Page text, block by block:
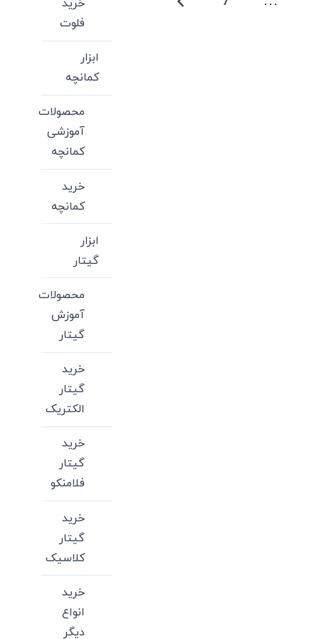
خرید
فلوت
ابزار
کمانچه
محصولات
آموزشی
کمانچه
خرید
کمانچه
ابزار
گیتار
محصولات
آموزش
گیتار
خرید
گیتار
الکتریک
خرید
گیتار
فلامنکو
خرید
گیتار
کلاسیک
خرید
انواع
دیگر